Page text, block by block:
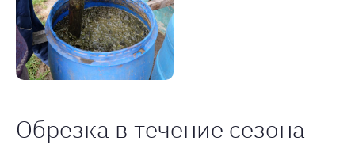
Обрезка в течение сезона